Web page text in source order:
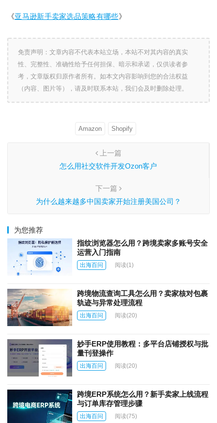
《亚马逊新手卖家选品策略有哪些》
免责声明：文章内容不代表本站立场，本站不对其内容的真实
性、完整性、准确性给予任何担保、暗示和承诺，仅供读者参
考，文章版权归原作者所有。如本文内容影响到您的合法权益
（内容、图片等），请及时联系本站，我们会及时删除处理。
Amazon Shopify
上一篇
怎么用社交软件开发Ozon客户
下一篇
为什么越来越多中国卖家开始注册美国公司？
为您推荐
指纹浏览器怎么用？跨境卖家多账号安全
运营入门指南
出海百问 阅读(1)
跨境物流查询工具怎么用？卖家核对包裹
轨迹与异常处理流程
出海百问 阅读(20)
妙手ERP使用教程：多平台店铺授权与批
量刊登操作
出海百问 阅读(20)
跨境ERP系统怎么用？新手卖家上线流程
与订单库存管理步骤
出海百问 阅读(75)